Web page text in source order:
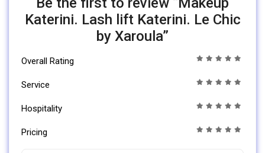
Katerini. Lash lift Katerini. Le Chic
by Xaroula”
Overall Rating
Service
Hospitality
Pricing